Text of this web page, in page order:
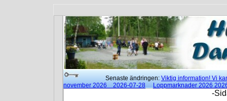
Senaste ändringen: Viktig information! Vi
november 2026 2026-07-28
Loppmarknader 2026
Moderna danser klockan 18:00 --